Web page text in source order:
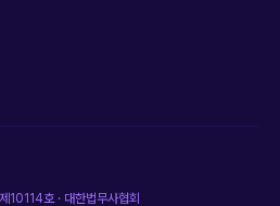
제10114호· 대한법무사협회